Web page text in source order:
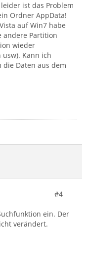
ist das Problem
Ordner AppData!
auf Win7 habe
andere Partition
wieder
Kann ich
die Daten aus dem
#4
ein. Der
verändert.